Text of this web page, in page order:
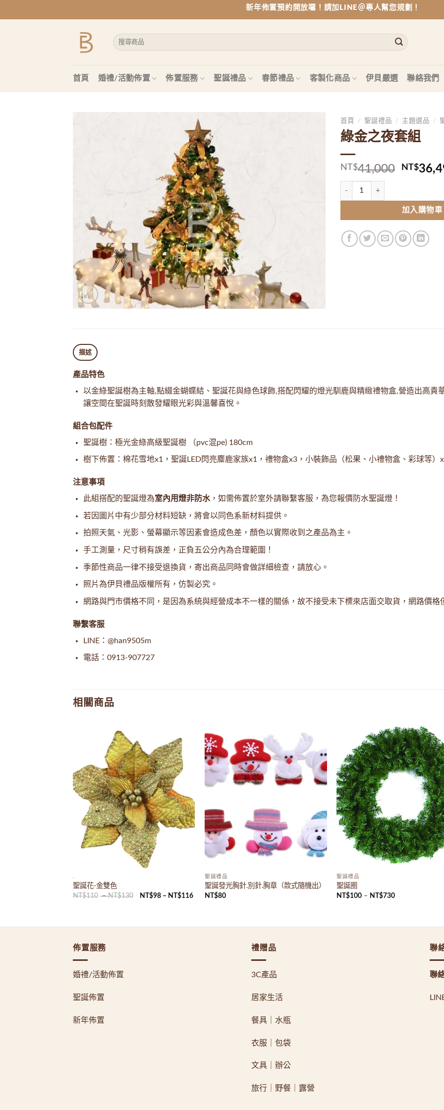
to
新年佈置預約開放囉！請加LINE＠專人幫您規劃！
搜
尋
字:
首頁 婚禮/活動佈置 佈置服務 聖誕禮品 春節禮品 客製化商品 伊貝嚴選 聯絡我們
首頁 / 聖誕禮品 / 主題選品 /
綠金之夜套組
NT$41,000 原
格：
NT$
綠金之夜套組 數量
加入購物車
描述
產品特色
以金綠聖誕樹為主軸,點綴金蝴蝶結、聖誕花與綠色球飾,搭配閃耀的燈光馴鹿與精緻禮物盒,營造出高貴
讓空間在聖誕時刻散發耀眼光彩與溫馨喜悅。
組合包配件
聖誕樹：極光金綠高級聖誕樹 （pvc混pe) 180cm
樹下佈置： 棉花雪地x1，聖誕LED閃亮麋鹿家族x1，禮物盒x3，小裝飾品（松果、小禮物盒、彩球等）
注意事項
此組搭配的聖誕燈為室內用燈非防水，如需佈置於室外請聯繫客服，為您報價防水聖誕燈！
若因圖片中有少部分材料短缺，將會以同色系新材料提供。
拍照天氣、光影、螢幕顯示等因素會造成色差，顏色以實際收到之產品為主。
手工測量，尺寸稍有誤差，正負五公分內為合理範圍！
季節性商品一律不接受退換貨，寄出商品同時會做詳細檢查，請放心。
照片為伊貝禮品版權所有，仿製必究。
網路與門市價格不同，是因為系統與經營成本不一樣的關係，故不接受未下標來店面交取貨，網路價格
聯繫客服
LINE：@han9505m
電話：0913-907727
相關商品
Add to
wishlist
聖誕花-金雙色
NT$110 –NT$130 NT$98– NT$116
Add to
wishlist
聖誕禮品
聖誕發光胸針.別針.胸章（款式隨機出）
NT$80
Add
聖誕禮品
聖誕圈
NT$100 – NT$730
佈置服務
婚禮/活動佈置
聖誕佈置
新年佈置
禮贈品
3C產品
居家生活
餐具｜水瓶
衣服｜包袋
文具｜辦公
旅行｜野餐｜露營
聯
聯